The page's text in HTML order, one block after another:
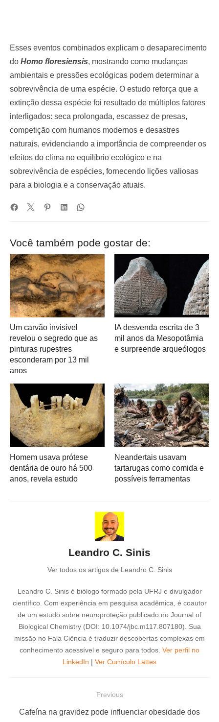
Esses eventos combinados explicam o desaparecimento
do Homo floresiensis, mostrando como mudanças
ambientais e pressões ecológicas podem determinar a
sobrevivência de uma espécie. O estudo reforça que a
extinção dessa espécie foi resultado de múltiplos fatores
interligados: seca prolongada, escassez de presas,
competição com humanos modernos e desastres
naturais, evidenciando a importância de compreender os
efeitos do clima no equilíbrio ecológico e na
sobrevivência de espécies, fornecendo lições valiosas
para a biologia e a conservação atuais.
Você também pode gostar de:
Um carvão invisível
revelou o segredo que as
pinturas rupestres
esconderam por 13 mil
anos
IA desvenda escrita de 3
mil anos da Mesopotâmia
e surpreende arqueólogos
Homem usava prótese
dentária de ouro há 500
anos, revela estudo
Neandertais usavam
tartarugas como comida e
possíveis ferramentas
Leandro C. Sinis
Ver todos os artigos de Leandro C. Sinis
Leandro C. Sinis é biólogo formado pela UFRJ e divulgador
científico. Com experiência em pesquisa acadêmica, é coautor
de um estudo sobre neuroproteção publicado no Journal of
Biological Chemistry (DOI: 10.1074/jbc.m117.807180). Sua
missão no Fala Ciência é traduzir descobertas complexas em
conhecimento acessível e seguro para todos. Ver perfil no
LinkedIn | Ver Currículo Lattes
Previous
PCafeína na gravidez pode influenciar obesidade dos